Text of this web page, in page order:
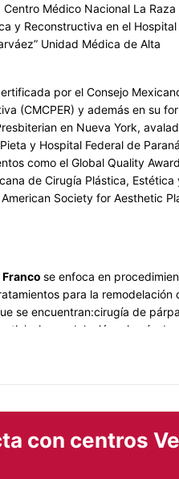
Centro Médico Nacional La Raza
y Reconstructiva en el
Unidad Médica de Alta
por el Consejo
(CMCPER) y además en su
en Nueva York,
y Hospital Federal de
como el Global Quality
de Cirugía Plástica, Estética
Society for Aesthetic
Franco se enfoca en
para la remodelación
se encuentran:cirugía de
rinomodelación, cirugía de
cirugía de orejas
senos, reducción de busto,
en hombres.
o lipectomía, mommy
con centros